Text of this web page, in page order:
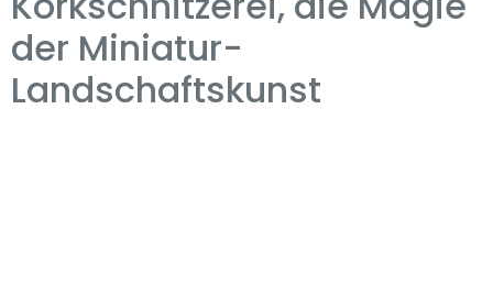
der Miniatur-
Landschaftskunst